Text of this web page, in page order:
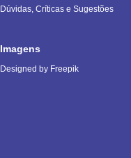
Dúvidas, Críticas e Sugestões
Imagens
Designed by Freepik